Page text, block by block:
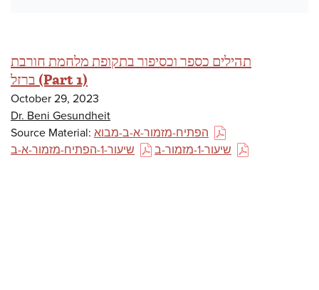
תהילים כספר וכסיפור בתקופת מלחמת חורבת
ברזל (Part 1)
October 29, 2023
Dr. Beni Gesundheit
Source Material: הפתיח-מזמור-א-ב-מבוא
(PDF)
שיעור-1-הפתיח-מזמור-א-ב
(PDF)
שיעור-1-מזמור-ב
(PDF)